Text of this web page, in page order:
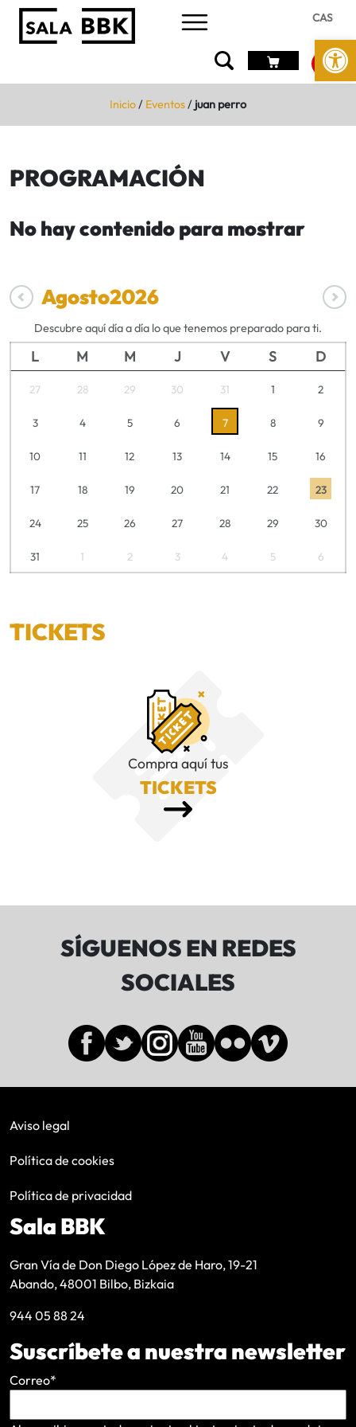
Abrir
CAS
Inicio/ Eventos/ juan perro
PROGRAMACIÓN
No hay contenido para mostrar
Agosto2026
Descubre aquí día a día lo que tenemos preparado para ti.
L M M J V S D
27 28 29 30 31 1 2
3 4 5 6 7 8 9
10 11 12 13 14 15 16
17 18 19 20 21 22 23
24 25 26 27 28 29 30
31 1 2 3 4 5 6
TICKETS
Compra aquí tus
TICKETS
SÍGUENOS EN REDES
SOCIALES
Aviso legal
Política de cookies
Política de privacidad
Sala BBK
Gran Vía de Don Diego López de Haro, 19-21
Abando, 48001 Bilbo, Bizkaia
944 05 88 24
Suscríbete a nuestra newsletter
Correo*